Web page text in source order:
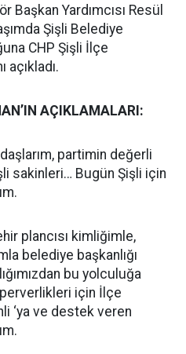
Yardımcısı Resül
Şişli Belediye
CHP Şişli İlçe
açıkladı.
AÇIKLAMALARI:
partimin değerli
sakinleri… Bugün Şişli için
plancısı kimliğimle,
belediye başkanlığı
bu yolculuğa
için İlçe
‘ya ve destek veren